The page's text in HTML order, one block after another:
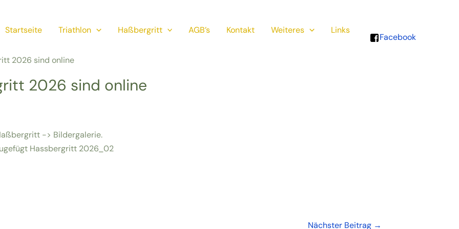
Startseite Triathlon Haßbergritt AGB’s Kontakt Weiteres Links
Facebook
2026 sind online
2026 sind online
-> Bildergalerie.
Hassbergritt 2026_02
Nächster Beitrag →